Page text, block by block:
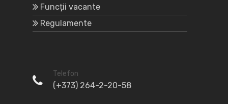
Funcții vacante
Regulamente
Telefon
(+373) 264-2-20-58